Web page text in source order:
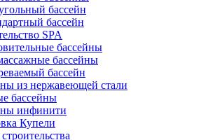
бассейн
бассейн
SPA
бассейны
бассейны
бассейн
из нержавеющей стали
бассейны
инфинити
Купели